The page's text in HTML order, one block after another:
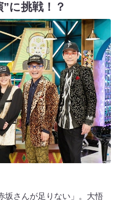
に挑戦！？
坂さんが足りない」。大悟